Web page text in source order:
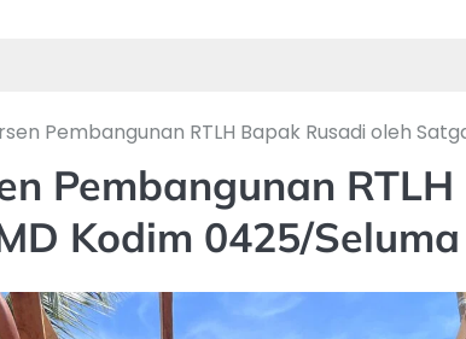
Pembangunan RTLH Bapak Rusadi oleh
Pembangunan
Kodim 0425/Seluma